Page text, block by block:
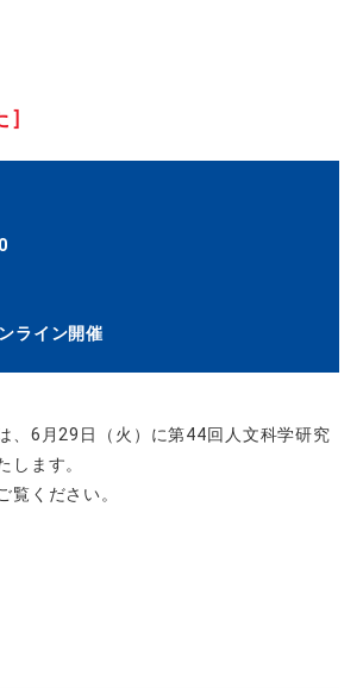
ライン開催
、6月29日（火）に第44回人文科学研究
します。
覧ください。